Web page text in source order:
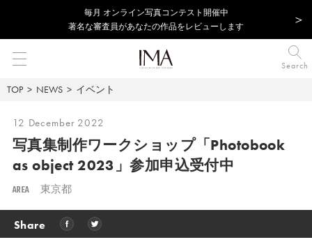
毎⽉ オンライン写真コンテスト開催中
著名な審査員があなたの作品をレビューします
Search
TOP NEWS イベント
12 December 2022
写真集制作ワークショップ「Photobook
as object 2023」参加申込受付中
AREA 東京都
Share